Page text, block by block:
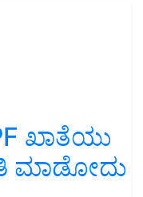
ಖಾತೆಯು
ಮಾಡೋದು